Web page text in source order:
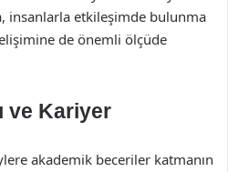
insanlarla etkileşimde bulunma
de önemli ölçüde
ve Kariyer
akademik beceriler katmanın